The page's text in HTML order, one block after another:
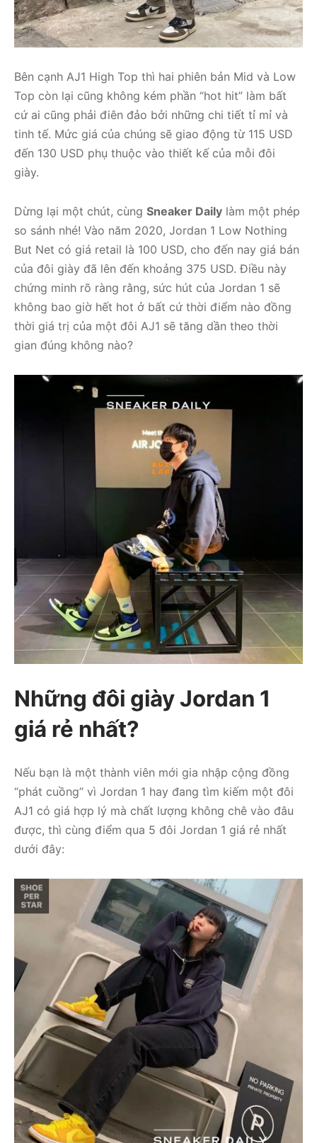
Bên cạnh AJ1 High Top thì hai phiên bản Mid và Low
Top còn lại cũng không kém phần “hot hit” làm bất
cứ ai cũng phải điên đảo bởi những chi tiết tỉ mỉ và
tinh tế. Mức giá của chúng sẽ giao động từ 115 USD
đến 130 USD phụ thuộc vào thiết kế của mỗi đôi
giày.
Dừng lại một chút, cùng Sneaker Daily làm một phép
so sánh nhé! Vào năm 2020, Jordan 1 Low Nothing
But Net có giá retail là 100 USD, cho đến nay giá bán
của đôi giày đã lên đến khoảng 375 USD. Điều này
chứng minh rõ ràng rằng, sức hút của Jordan 1 sẽ
không bao giờ hết hot ở bất cứ thời điểm nào đồng
thời giá trị của một đôi AJ1 sẽ tăng dần theo thời
gian đúng không nào?
Những đôi giày Jordan 1
giá rẻ nhất?
Nếu bạn là một thành viên mới gia nhập cộng đồng
“phát cuồng” vì Jordan 1 hay đang tìm kiếm một đôi
AJ1 có giá hợp lý mà chất lượng không chê vào đâu
được, thì cùng điểm qua 5 đôi Jordan 1 giá rẻ nhất
dưới đây: